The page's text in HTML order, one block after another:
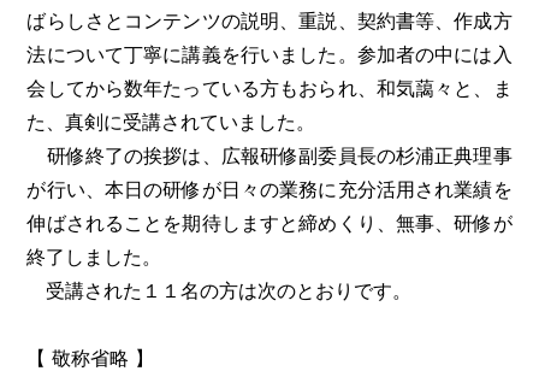
ばらしさとコンテンツの説明、重説、契約書等、作成方
法について丁寧に講義を行いました。参加者の中には入
会してから数年たっている方もおられ、和気藹々と、ま
た、真剣に受講されていました。
研修終了の挨拶は、広報研修副委員長の杉浦正典理事
が行い、本日の研修が日々の業務に充分活用され業績を
伸ばされることを期待しますと締めくり、無事、研修が
終了しました。
受講された１１名の方は次のとおりです。
【 敬称省略 】